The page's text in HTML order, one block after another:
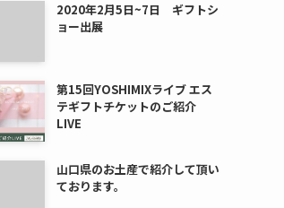
2020年2月5日~7日 ギフトシ
ョー出展
第15回YOSHIMIXライブ エス
テギフトチケットのご紹介
LIVE
山口県のお土産で紹介して頂い
ております。